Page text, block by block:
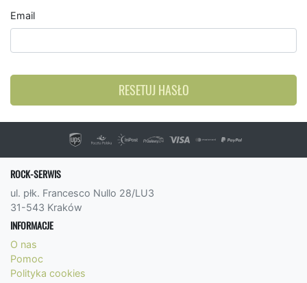
Email
RESETUJ HASŁO
ROCK-SERWIS
ul. płk. Francesco Nullo 28/LU3
31-543 Kraków
INFORMACJE
O nas
Pomoc
Polityka cookies